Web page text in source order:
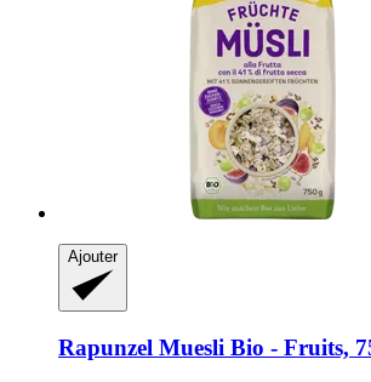
Ajouter
Rapunzel Muesli Bio -​ Fruits,